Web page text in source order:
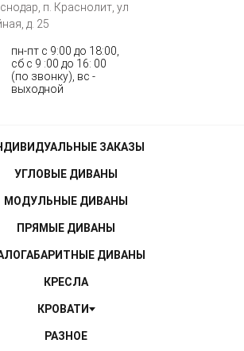
п. Краснолит, ул
д. 25
пн-пт c 9:00 до 18:00,
сб с 9 :00 до 16: 00
(по звонку), вс -
выходной
ЗАКАЗЫ
УГЛОВЫЕ ДИВАНЫ
МОДУЛЬНЫЕ ДИВАНЫ
ПРЯМЫЕ ДИВАНЫ
ДИВАНЫ
КРЕСЛА
КРОВАТИ
МАТРАСЫ
РАЗНОЕ